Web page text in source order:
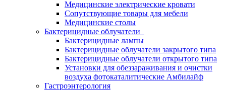
Медицинские электрические кровати
Сопутствующие товары для мебели
Медицинские столы
Бактерицидные облучатели
Бактерицидные лампы
Бактерицидные облучатели закрытого типа
Бактерицидные облучатели открытого типа
Установки для обеззараживания и очистки
воздуха фотокаталитические Амбилайф
Гастроэнтерология